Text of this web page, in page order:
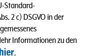
Standard-
2 c) DSGVO in der
Informationen zu den
hier.